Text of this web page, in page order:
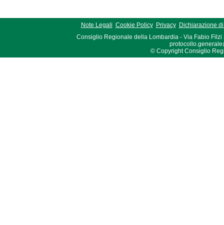
Note Legali Cookie Policy Privacy
Dichiarazione
Consiglio Regionale della Lombardia - Via Fabio Filzi
© Copyright Consiglio